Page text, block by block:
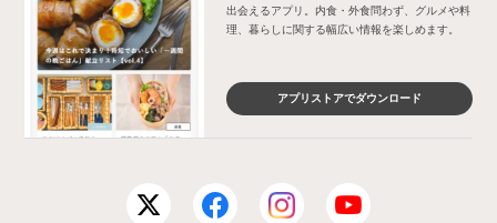
出会えるアプリ。内食・外食問わず、グルメや料
理、暮らしに関する幅広い情報を楽しめます。
アプリストアでダウンロード